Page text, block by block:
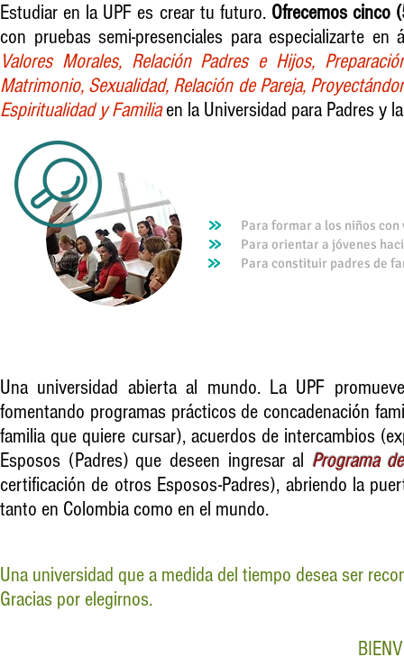
Estudiar en la UPF es crear tu futuro. Ofrecemos cinco
con pruebas semi-presenciales para especializarte en
Valores Morales, Relación Padres e Hijos,
Matrimonio, Sexualidad, Relación de Pareja,
Espiritualidad y Familiaen la Universidad para Padres y
Para formar a los niños con
Para orientar a jóvenes
Para constituir padres de
Una universidad abierta al mundo. La UPF
fomentando programas prácticos de concadenación
familia que quiere cursar), acuerdos de intercambios
Esposos (Padres) que deseen ingresar al Programa
certificación de otros Esposos-Padres), abriendo la
tanto en Colombia como en el mundo.
Una universidad que a medida del tiempo desea ser
Gracias por elegirnos.